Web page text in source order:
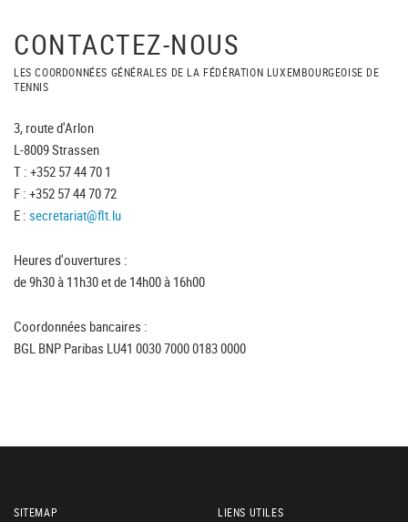
CONTACTEZ-NOUS
LES COORDONNÉES GÉNÉRALES DE LA FÉDÉRATION LUXEMBOURGEOISE DE
TENNIS
3, route d'Arlon
L-8009 Strassen
T : +352 57 44 70 1
F : +352 57 44 70 72
E : secretariat@flt.lu
Heures d'ouvertures :
de 9h30 à 11h30 et de 14h00 à 16h00
Coordonnées bancaires :
BGL BNP Paribas LU41 0030 7000 0183 0000
SITEMAP LIENS UTILES